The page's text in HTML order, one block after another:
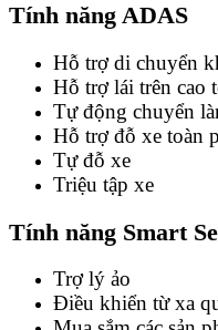
Tính năng ADAS
Hỗ trợ di chuyển
Hỗ trợ lái trên cao
Tự động chuyển
Hỗ trợ đỗ xe toàn
Tự đỗ xe
Triệu tập xe
Tính năng Smart
Trợ lý ảo
Điều khiển từ xa